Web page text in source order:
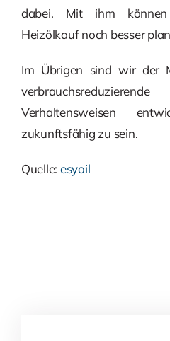
dabei. Mit ihm
Heizölkauf noch besser
Im Übrigen sind wir der
Verhaltensweisen
zukunftsfähig zu sein.
Quelle: esyoil